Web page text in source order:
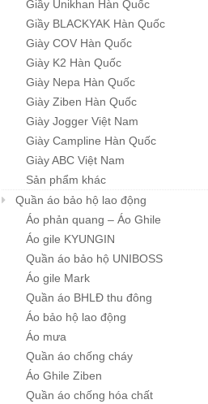
Giầy Unikhan Hàn Quốc
Giầy BLACKYAK Hàn Quốc
Giày COV Hàn Quốc
Giày K2 Hàn Quốc
Giày Nepa Hàn Quốc
Giày Ziben Hàn Quốc
Giày Jogger Việt Nam
Giày Campline Hàn Quốc
Giày ABC Việt Nam
Sản phẩm khác
Quần áo bảo hộ lao động
Áo phản quang – Áo Ghile
Áo gile KYUNGIN
Quần áo bảo hộ UNIBOSS
Áo gile Mark
Quần áo BHLĐ thu đông
Áo bảo hộ lao động
Áo mưa
Quần áo chống cháy
Áo Ghile Ziben
Quần áo chống hóa chất
GĂNG TAY SUMITECH
CHỐNG HÓA CHẤT…
Giá : liên hệ
Chi tiết
Khẩu trang đa năng
Karnik
Giá: liên hệ